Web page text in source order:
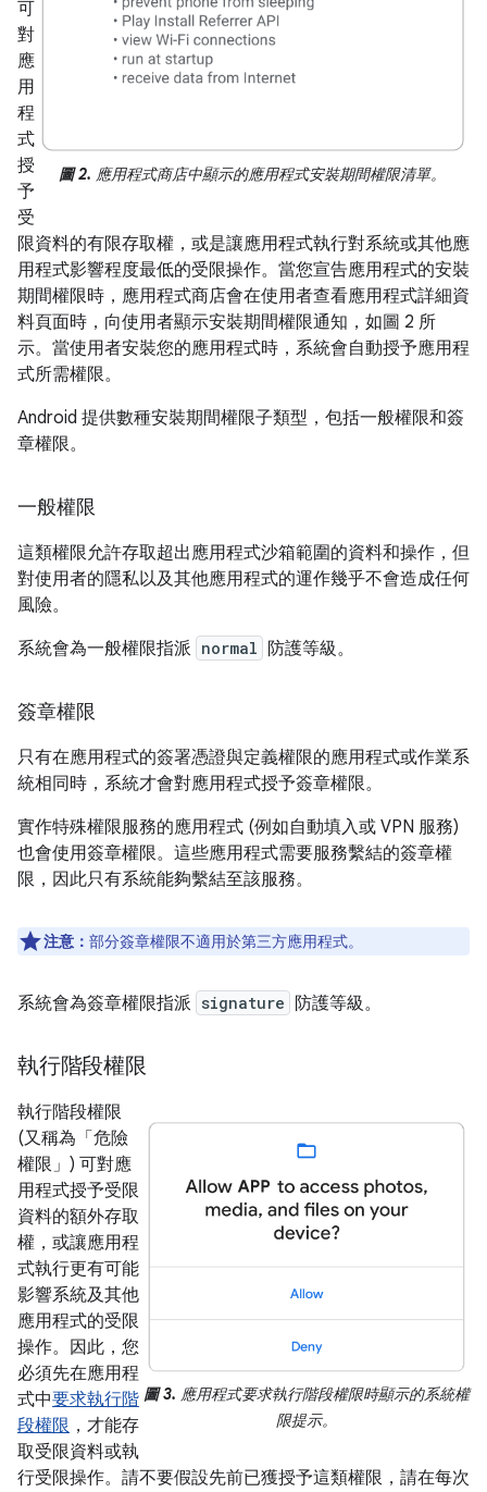
圖 2. 應用程式商店中顯示的應用程式安裝期間權限清單。
可
對
應
用
程
式
授
予
受
限資料的有限存取權，或是讓應用程式執行對系統或其他應
用程式影響程度最低的受限操作。當您宣告應用程式的安裝
期間權限時，應用程式商店會在使用者查看應用程式詳細資
料頁面時，向使用者顯示安裝期間權限通知，如圖 2 所
示。當使用者安裝您的應用程式時，系統會自動授予應用程
式所需權限。
Android 提供數種安裝期間權限子類型，包括一般權限和簽
章權限。
一般權限
這類權限允許存取超出應用程式沙箱範圍的資料和操作，但
對使用者的隱私以及其他應用程式的運作幾乎不會造成任何
風險。
系統會為一般權限指派 normal 防護等級。
簽章權限
只有在應用程式的簽署憑證與定義權限的應用程式或作業系
統相同時，系統才會對應用程式授予簽章權限。
實作特殊權限服務的應用程式 (例如自動填入或 VPN 服務)
也會使用簽章權限。這些應用程式需要服務繫結的簽章權
限，因此只有系統能夠繫結至該服務。
注意： 部分簽章權限不適用於第三方應用程式。
系統會為簽章權限指派 signature 防護等級。
執行階段權限
圖 3. 應用程式要求執行階段權限時顯示的系統權
限提示。
執行階段權限
(又稱為「危險
權限」) 可對應
用程式授予受限
資料的額外存取
權，或讓應用程
式執行更有可能
影響系統及其他
應用程式的受限
操作。因此，您
必須先在應用程
式中要求執行階
段權限 ，才能存
取受限資料或執
行受限操作。請不要假設先前已獲授予這類權限，請在每次